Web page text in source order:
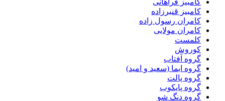
کامبیز فراهانی
کامبیز قنبرزاده
کامران رسول زاده
کامران مولایی
کلمست
کوروش
گروه آفتاب
گروه ایما (سعید و امید)
گروه پالت
گروه پایکوب
گروه دنگ شو